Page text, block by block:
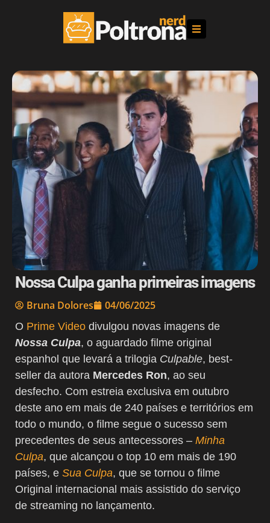
Nossa Culpa ganha primeiras imagens
Bruna Dolores 04/06/2025
O Prime Video divulgou novas imagens de
Nossa Culpa, o aguardado filme original
espanhol que levará a trilogia Culpable, best-
seller da autora Mercedes Ron, ao seu
desfecho. Com estreia exclusiva em outubro
deste ano em mais de 240 países e territórios em
todo o mundo, o filme segue o sucesso sem
precedentes de seus antecessores – Minha
Culpa, que alcançou o top 10 em mais de 190
países, e Sua Culpa, que se tornou o filme
Original internacional mais assistido do serviço
de streaming no lançamento.